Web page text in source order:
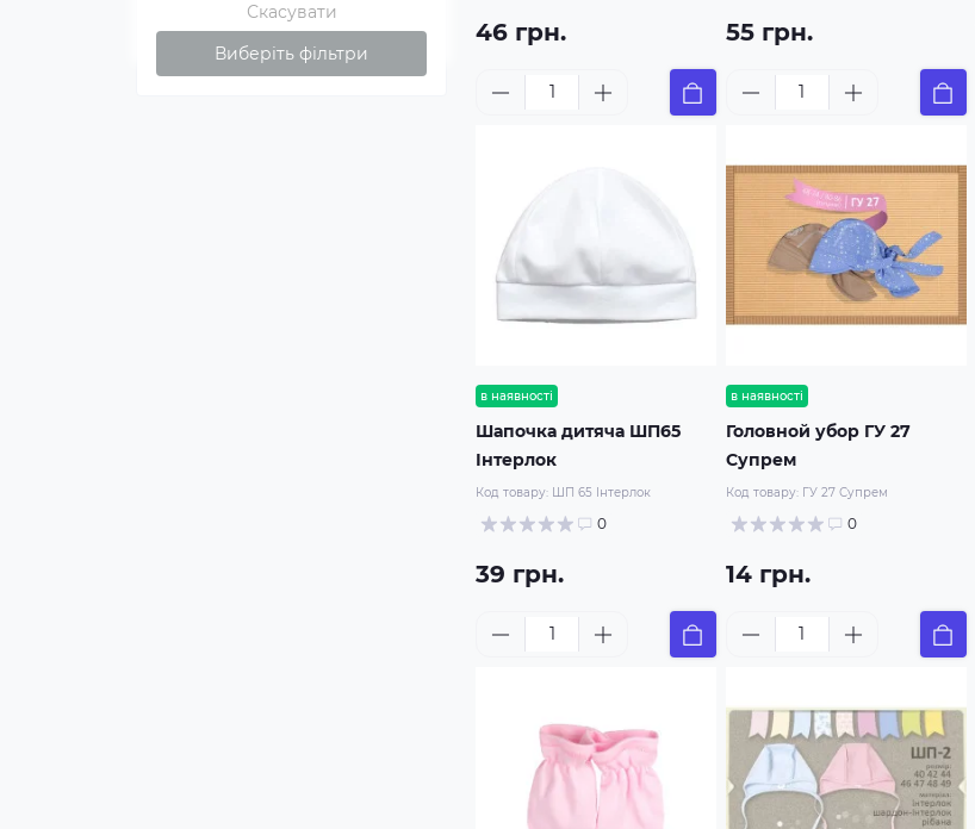
Скасувати
Виберіть фільтри
46 грн. 55 грн.
в наявності
Шапочка дитяча ШП65
Інтерлок
Код товару: ШП 65 Інтерлок
0
39 грн.
в наявності
Головной убор ГУ 27
Супрем
Код товару: ГУ 27 Супрем
0
14 грн.